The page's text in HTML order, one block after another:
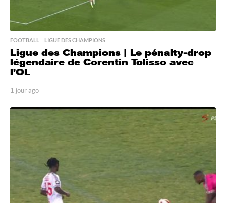
FOOTBALL ,LIGUE DES CHAMPIONS
Ligue des Champions | Le pénalty-drop
légendaire de Corentin Tolisso avec
l’OL
1 jour ago
o